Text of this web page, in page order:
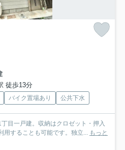
徒歩13分
バイク置場あり 公共下水
目一戸建。収納はクロゼット・押入
用することも可能です。独立... もっと